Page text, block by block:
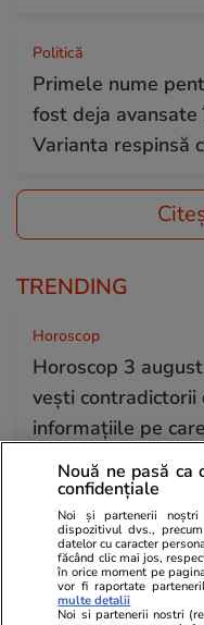
Politică
Primele nume
fost deja
Varianta respinsă
TRENDING
Horoscop
Horoscop 3
vești contradictorii
informațiile pe
Știri România
Meseria pe care
Cum a ajuns
delfini de la
constrânși sau
Nouă ne pasă ca
confidențiale
Noi și partenerii noștri
dispozitivul dvs.,
datelor cu caracter
făcând clic mai jos,
în orice moment pe
vor fi raportate
multe detalii
Noi si partenerii nostri